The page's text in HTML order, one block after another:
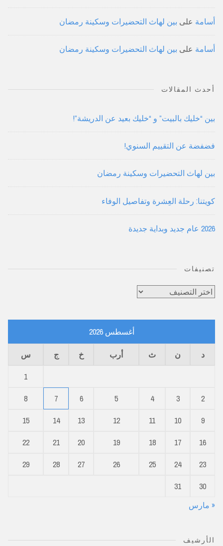
أسامة على بين لهاث التحضيرات وسكينة رمضان
أسامة على بين لهاث التحضيرات وسكينة رمضان
أحدث المقالات
بين “خليك بالبيت” و “خليك بعيد عن الدريشة”!
فضفضة عن التقييم السنوي!
بين لهاث التحضيرات وسكينة رمضان
كويتنا: رحلة العِشرة وتفاصيل الوفاء
2026 عام جديد وبداية جديدة
تصنيفات
تصنيفات
أغسطس 2026
د ن ث أرب خ ج
س
1
2
3
4
5
6
7
8
9
10
11
12
13
14
15
16
17
18
19
20
21
22
23
24
25
26
27
28
29
30
31
« مارس
الأرشيف